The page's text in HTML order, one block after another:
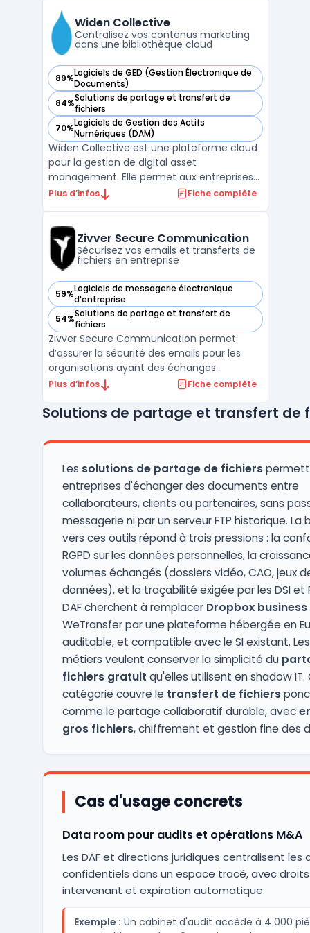
Widen Collective
Centralisez vos contenus marketing
dans une bibliothèque cloud
89%Logiciels de GED (Gestion Électronique de
Documents)
— voir Widen Collective dans cette catégorie
84%Solutions de partage et transfert de
fichiers
— voir Widen Collective dans cette catégorie
70%Logiciels de Gestion des Actifs
Numériques (DAM)
— voir Widen Collective dans cette catégorie
Widen Collective est une plateforme cloud
pour la gestion de digital asset
management. Elle permet aux entreprises
de centraliser, organiser et diffuser leurs
de marque. Ce logiciel est conçu pour les
équipes marketi ...
Plus d’infos Fiche complète
Zivver Secure Communication
Sécurisez vos emails et transferts de
fichiers en entreprise
59%Logiciels de messagerie électronique
d'entreprise
— voir Zivver Secure Communication dans cette catégorie
54%Solutions de partage et transfert de
fichiers
— voir Zivver Secure Communication dans cette catégorie
Zivver Secure Communication permet
d’assurer la sécurité des emails pour les
organisations ayant des échanges
contenant des informations sensibles. Les
la santé sont confrontés à des cadres
ou DORA. Les erreurs ...
Plus d’infos Fiche complète
Solutions de partage et transfert de
Les solutions de partage de fichiers
entreprises d'échanger des documents entre
collaborateurs, clients ou partenaires, sans
messagerie ni par un serveur FTP historique. La
vers ces outils répond à trois pressions : la
RGPD sur les données personnelles, la
volumes échangés (dossiers vidéo, CAO, jeux
données), et la traçabilité exigée par les DSI et
DAF cherchent à remplacer Dropbox business
WeTransfer par une plateforme hébergée en
auditable, et compatible avec le SI existant.
métiers veulent conserver la simplicité du
fichiers gratuit qu'elles utilisent en shadow
catégorie couvre le transfert de fichiers
comme le partage collaboratif durable, avec
gros fichiers, chiffrement et gestion fine des
Cas d'usage concrets
Data room pour audits et opérations M&A
Les DAF et directions juridiques centralisent les
confidentiels dans un espace tracé, avec
intervenant et expiration automatique.
Exemple : Un cabinet d'audit accède à 4 000